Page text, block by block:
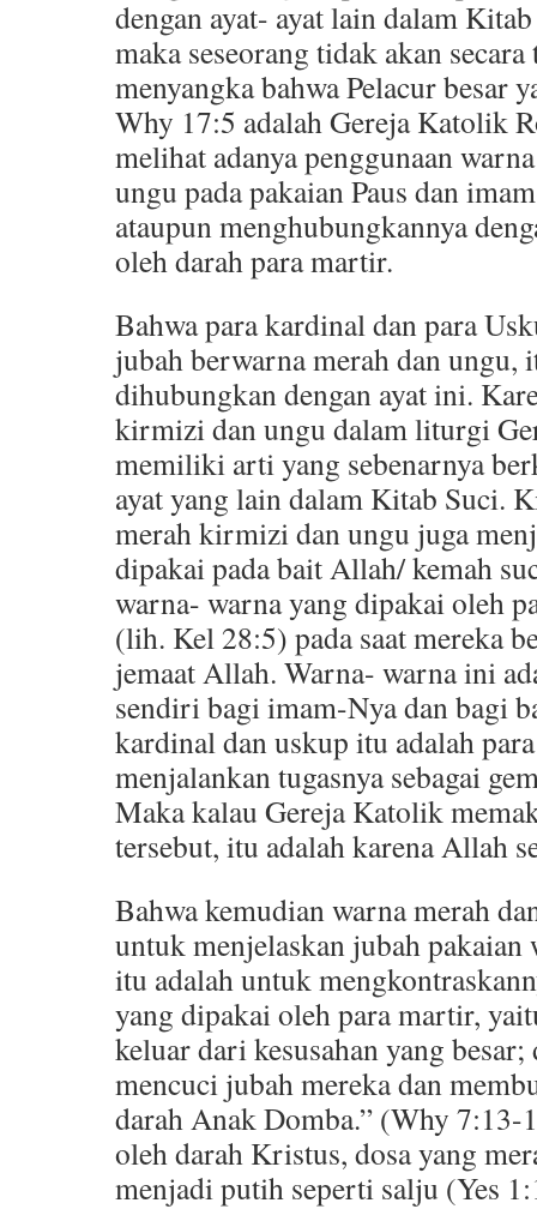
dengan ayat- ayat lain dalam
maka seseorang tidak akan secara
menyangka bahwa Pelacur besar
Why 17:5 adalah Gereja Katolik
melihat adanya penggunaan
ungu pada pakaian Paus dan
ataupun menghubungkannya
oleh darah para martir.
Bahwa para kardinal dan para
jubah berwarna merah dan ungu,
dihubungkan dengan ayat ini.
kirmizi dan ungu dalam liturgi
memiliki arti yang sebenarnya
ayat yang lain dalam Kitab Suci.
merah kirmizi dan ungu juga
dipakai pada bait Allah/ kemah
warna- warna yang dipakai oleh
(lih. Kel 28:5) pada saat mereka
jemaat Allah. Warna- warna ini
sendiri bagi imam-Nya dan bagi
kardinal dan uskup itu adalah
menjalankan tugasnya sebagai
Maka kalau Gereja Katolik
tersebut, itu adalah karena Allah
Bahwa kemudian warna merah
untuk menjelaskan jubah
itu adalah untuk
yang dipakai oleh para martir,
keluar dari kesusahan yang
mencuci jubah mereka dan
darah Anak Domba.” (Why 7:13-
oleh darah Kristus, dosa yang
menjadi putih seperti salju (Yes